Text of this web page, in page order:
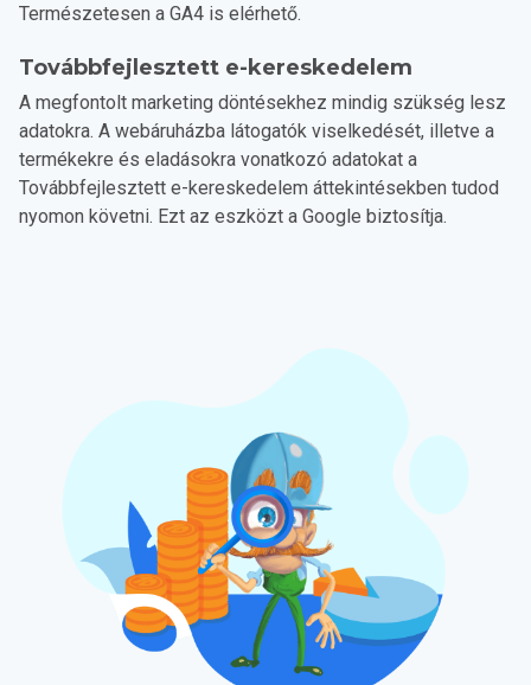
Természetesen a GA4 is elérhető.
Továbbfejlesztett e-kereskedelem
A megfontolt marketing döntésekhez mindig szükség lesz
adatokra. A webáruházba látogatók viselkedését, illetve a
termékekre és eladásokra vonatkozó adatokat a
Továbbfejlesztett e-kereskedelem áttekintésekben tudod
nyomon követni. Ezt az eszközt a Google biztosítja.